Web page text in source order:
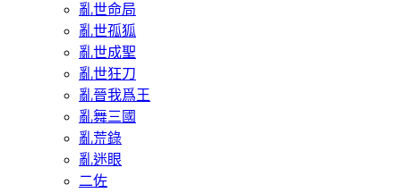
亂世命局
亂世孤狐
亂世成聖
亂世狂刀
亂晉我爲王
亂舞三國
亂荒錄
亂迷眼
二佐